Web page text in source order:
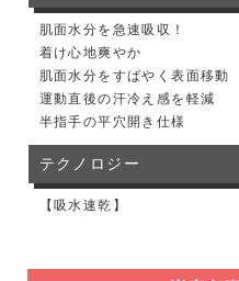
肌面水分を急速吸収！
着け心地爽やか
肌面水分をすばやく表面移動
運動直後の汗冷え感を軽減
半指手の平穴開き仕様
テクノロジー
【吸水速乾】